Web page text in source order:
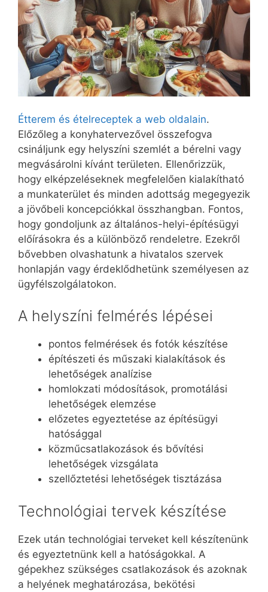
Étterem és ételreceptek a web oldalain.
Előzőleg a konyhatervezővel összefogva
csináljunk egy helyszíni szemlét a bérelni vagy
megvásárolni kívánt területen. Ellenőrizzük,
hogy elképzeléseknek megfelelően kialakítható
a munkaterület és minden adottság megegyezik
a jövőbeli koncepciókkal összhangban. Fontos,
hogy gondoljunk az általános-helyi-építésügyi
előírásokra és a különböző rendeletre. Ezekről
bővebben olvashatunk a hivatalos szervek
honlapján vagy érdeklődhetünk személyesen az
ügyfélszolgálatokon.
A helyszíni felmérés lépései
pontos felmérések és fotók készítése
építészeti és műszaki kialakítások és
lehetőségek analízise
homlokzati módosítások, promotálási
lehetőségek elemzése
előzetes egyeztetése az építésügyi
hatósággal
közműcsatlakozások és bővítési
lehetőségek vizsgálata
szellőztetési lehetőségek tisztázása
Technológiai tervek készítése
Ezek után technológiai terveket kell készítenünk
és egyeztetnünk kell a hatóságokkal. A
gépekhez szükséges csatlakozások és azoknak
a helyének meghatározása, bekötési